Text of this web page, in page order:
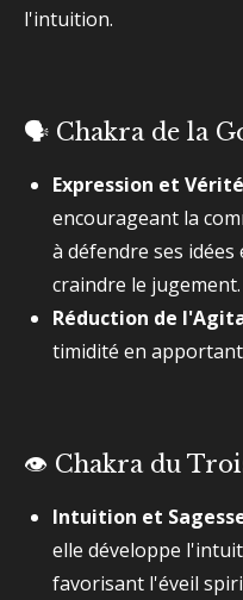
l'intuition.
🗣️ Chakra de la
Expression et
encourageant la
à défendre ses
craindre le jugement.
Réduction de
timidité en
👁️ Chakra du
Intuition et
elle développe
favorisant l'éveil